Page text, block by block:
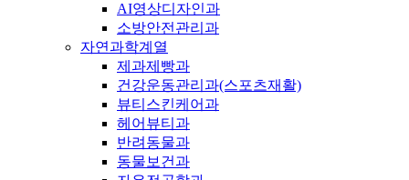
AI영상디자인과
소방안전관리과
자연과학계열
제과제빵과
건강운동관리과(스포츠재활)
뷰티스킨케어과
헤어뷰티과
반려동물과
동물보건과